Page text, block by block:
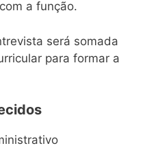
a função.
será somada
para formar a